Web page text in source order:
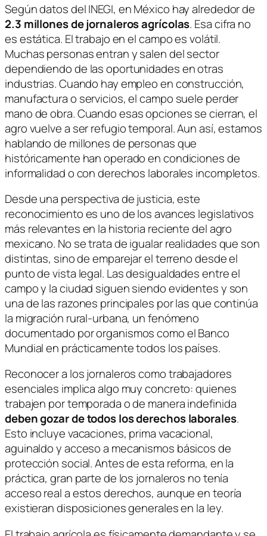
Según datos del INEGI, en México hay alrededor de
2.3 millones de jornaleros agrícolas. Esa cifra no
es estática. El trabajo en el campo es volátil.
Muchas personas entran y salen del sector
dependiendo de las oportunidades en otras
industrias. Cuando hay empleo en construcción,
manufactura o servicios, el campo suele perder
mano de obra. Cuando esas opciones se cierran, el
agro vuelve a ser refugio temporal. Aun así, estamos
hablando de millones de personas que
históricamente han operado en condiciones de
informalidad o con derechos laborales incompletos.
Desde una perspectiva de justicia, este
reconocimiento es uno de los avances legislativos
más relevantes en la historia reciente del agro
mexicano. No se trata de igualar realidades que son
distintas, sino de emparejar el terreno desde el
punto de vista legal. Las desigualdades entre el
campo y la ciudad siguen siendo evidentes y son
una de las razones principales por las que continúa
la migración rural-urbana, un fenómeno
documentado por organismos como el Banco
Mundial en prácticamente todos los países.
Reconocer a los jornaleros como trabajadores
esenciales implica algo muy concreto: quienes
trabajen por temporada o de manera indefinida
deben gozar de todos los derechos laborales.
Esto incluye vacaciones, prima vacacional,
aguinaldo y acceso a mecanismos básicos de
protección social. Antes de esta reforma, en la
práctica, gran parte de los jornaleros no tenía
acceso real a estos derechos, aunque en teoría
existieran disposiciones generales en la ley.